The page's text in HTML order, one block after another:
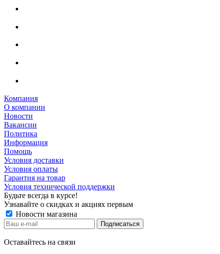
Компания
О компании
Новости
Вакансии
Политика
Информация
Помощь
Условия доставки
Условия оплаты
Гарантия на товар
Условия технической поддержки
Будьте всегда в курсе!
Узнавайте о скидках и акциях первым
Новости магазина
Оставайтесь на связи